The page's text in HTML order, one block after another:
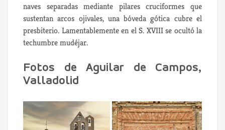
naves separadas mediante pilares cruciformes que
sustentan arcos ojivales, una bóveda gótica cubre el
presbiterio. Lamentablemente en el S. XVIII se ocultó la
techumbre mudéjar.
Fotos de Aguilar de Campos,
Valladolid